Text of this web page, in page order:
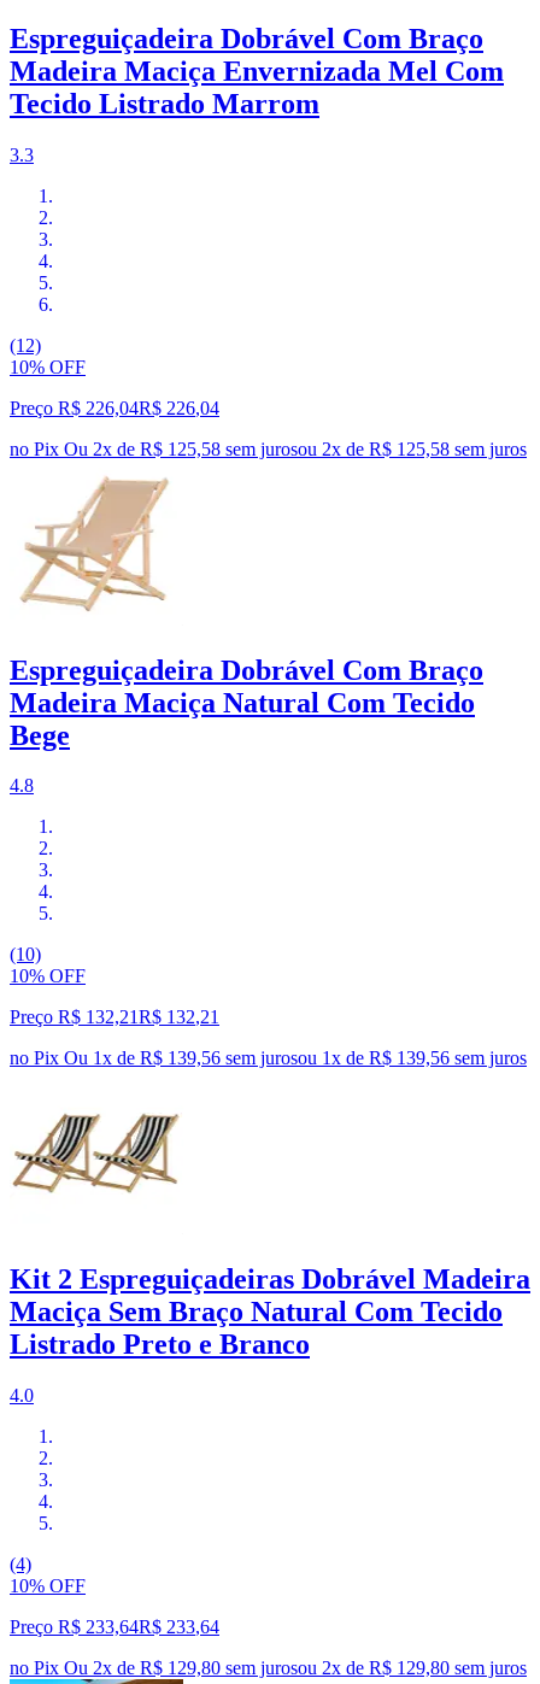
Espreguiçadeira Dobrável Com Braço
Madeira Maciça Envernizada Mel Com
Tecido Listrado Marrom
3.3
(12)
10% OFF
Preço R$ 226,04R$ 226,04
no Pix Ou 2x de R$ 125,58 sem jurosou 2x de R$ 125,58 sem juros
Espreguiçadeira Dobrável Com Braço
Madeira Maciça Natural Com Tecido
Bege
4.8
(10)
10% OFF
Preço R$ 132,21R$ 132,21
no Pix Ou 1x de R$ 139,56 sem jurosou 1x de R$ 139,56 sem juros
Kit 2 Espreguiçadeiras Dobrável Madeira
Maciça Sem Braço Natural Com Tecido
Listrado Preto e Branco
4.0
(4)
10% OFF
Preço R$ 233,64R$ 233,64
no Pix Ou 2x de R$ 129,80 sem jurosou 2x de R$ 129,80 sem juros